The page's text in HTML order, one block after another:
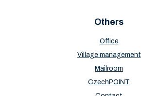
Others
Office
Village management
Mailroom
CzechPOINT